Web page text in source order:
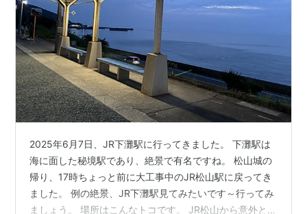
2025年6月7日、JR下灘駅に行ってきました。 下灘駅は
海に面した秘境駅であり、絶景で有名ですね。 松山城の
帰り、17時ちょっと前に大工事中のJR松山駅に戻ってき
ました。 例の絶景、JR下灘駅見てみたいです～行ってみ
ましょう。 場所はこんなトコです。 JR松山から意外と遠